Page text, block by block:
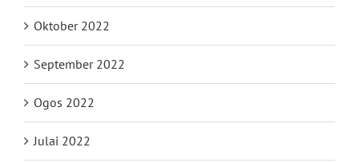
Oktober 2022
September 2022
Ogos 2022
Julai 2022